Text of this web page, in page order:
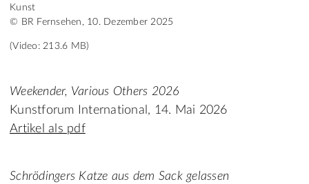
Kunst
© BR Fernsehen, 10. Dezember 2025
(Video: 213.6 MB)
Weekender, Various Others 2026
Kunstforum International, 14. Mai 2026
Artikel als pdf
Schrödingers Katze aus dem Sack gelassen